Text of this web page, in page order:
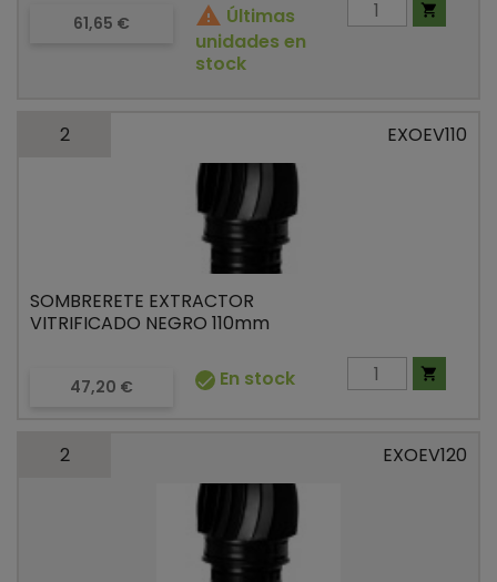
Precio
61,65 €  Últimas
unidades en
stock

2 EXOEV110
SOMBRERETE EXTRACTOR
VITRIFICADO NEGRO 110mm
Precio
47,20 €  En stock 
2 EXOEV120